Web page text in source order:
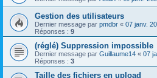
Gestion des utilisateurs
Dernier message par pmdbr « 07 janv.
Réponses : 9
(réglé) Suppression impossible
Dernier message par Guillaume14 « 07
Réponses : 3
Taille des fichiers en upload